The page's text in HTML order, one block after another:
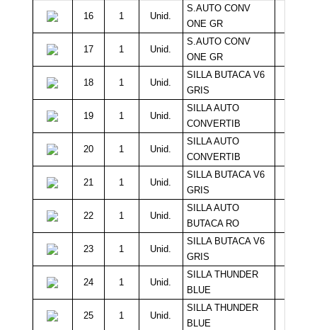
16 1 Unid.
S.AUTO CONV
ONE GR
17 1 Unid.
S.AUTO CONV
ONE GR
18 1 Unid.
SILLA BUTACA V6
GRIS
19 1 Unid.
SILLA AUTO
CONVERTIB
20 1 Unid.
SILLA AUTO
CONVERTIB
21 1 Unid.
SILLA BUTACA V6
GRIS
22 1 Unid.
SILLA AUTO
BUTACA RO
23 1 Unid.
SILLA BUTACA V6
GRIS
24 1 Unid.
SILLA THUNDER
BLUE
25 1 Unid.
SILLA THUNDER
BLUE